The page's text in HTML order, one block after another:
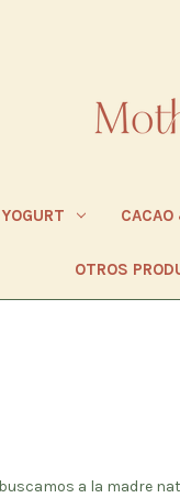
OTROS
a la madre